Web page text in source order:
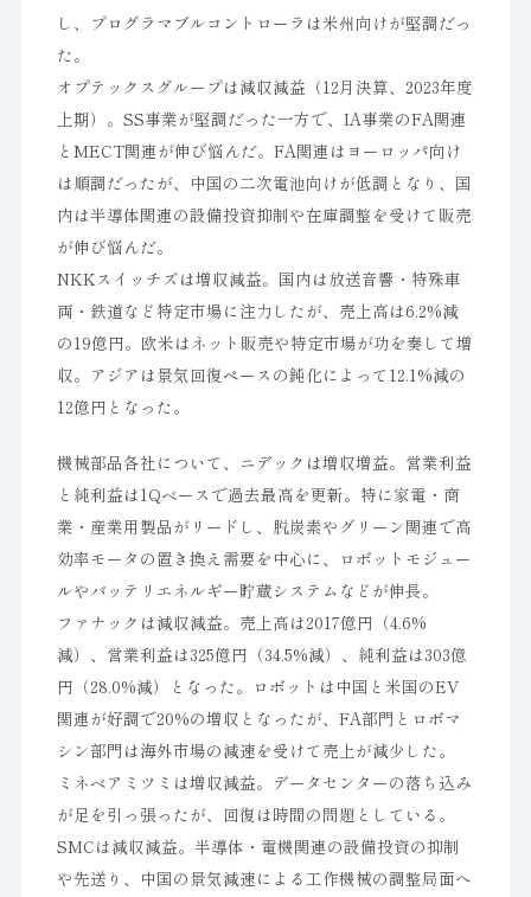
し、プログラマブルコントローラは米州向けが堅調だっ
た。
オプテックスグループは減収減益（12月決算、2023年度
上期）。SS事業が堅調だった一方で、IA事業のFA関連
とMECT関連が伸び悩んだ。FA関連はヨーロッパ向け
は順調だったが、中国の二次電池向けが低調となり、国
内は半導体関連の設備投資抑制や在庫調整を受けて販売
が伸び悩んだ。
NKKスイッチズは増収減益。国内は放送音響・特殊車
両・鉄道など特定市場に注力したが、売上高は6.2%減
の19億円。欧米はネット販売や特定市場が功を奏して増
収。アジアは景気回復ペースの鈍化によって12.1%減の
12億円となった。
機械部品各社について、ニデックは増収増益。営業利益
と純利益は1Qベースで過去最高を更新。特に家電・商
業・産業用製品がリードし、脱炭素やグリーン関連で高
効率モータの置き換え需要を中心に、ロボットモジュー
ルやバッテリエネルギー貯蔵システムなどが伸長。
ファナックは減収減益。売上高は2017億円（4.6%
減）、営業利益は325億円（34.5%減）、純利益は303億
円（28.0%減）となった。ロボットは中国と米国のEV
関連が好調で20%の増収となったが、FA部門とロボマ
シン部門は海外市場の減速を受けて売上が減少した。
ミネベアミツミは増収減益。データセンターの落ち込み
が足を引っ張ったが、回復は時間の問題としている。
SMCは減収減益。半導体・電機関連の設備投資の抑制
や先送り、中国の景気減速による工作機械の調整局面へ